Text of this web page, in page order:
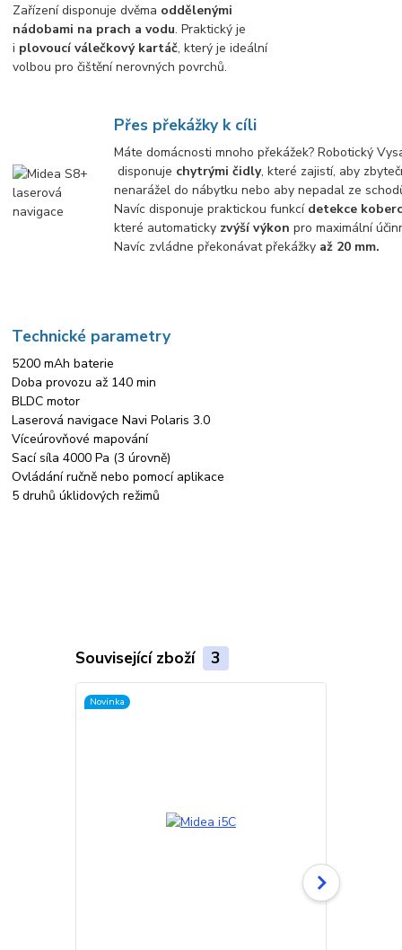
Zařízení disponuje dvěma oddělenými
nádobami na prach a vodu. Praktický je
i plovoucí válečkový kartáč, který je ideální
volbou pro čištění nerovných povrchů.
Přes překážky k cíli
Máte domácnosti mnoho překážek? Robotický
disponuje chytrými čidly, které zajistí, aby
nenarážel do nábytku nebo aby nepadal ze
Navíc disponuje praktickou funkcí detekce
které automaticky zvýší výkonpro maximální
Navíc zvládne překonávat překážky až 20 mm.
Technické parametry
5200 mAh baterie
Doba provozu až 140 min
BLDC motor
Laserová navigace Navi Polaris 3.0
Víceúrovňové mapování
Sací síla 4000 Pa (3 úrovně)
Ovládání ručně nebo pomocí aplikace
5 druhů úklidových režimů
Související zboží 3
Novinka